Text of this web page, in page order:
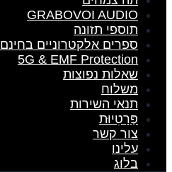
GRABOVOI AUDIO
תוספי תזונה
ספרים אלקטרוניים בחינם
5G & EMF Protection
שאלות נפוצות
משלוח
תנאי השירות
פְּרָטִיוּת
צור קשר
עלינו
בלוג